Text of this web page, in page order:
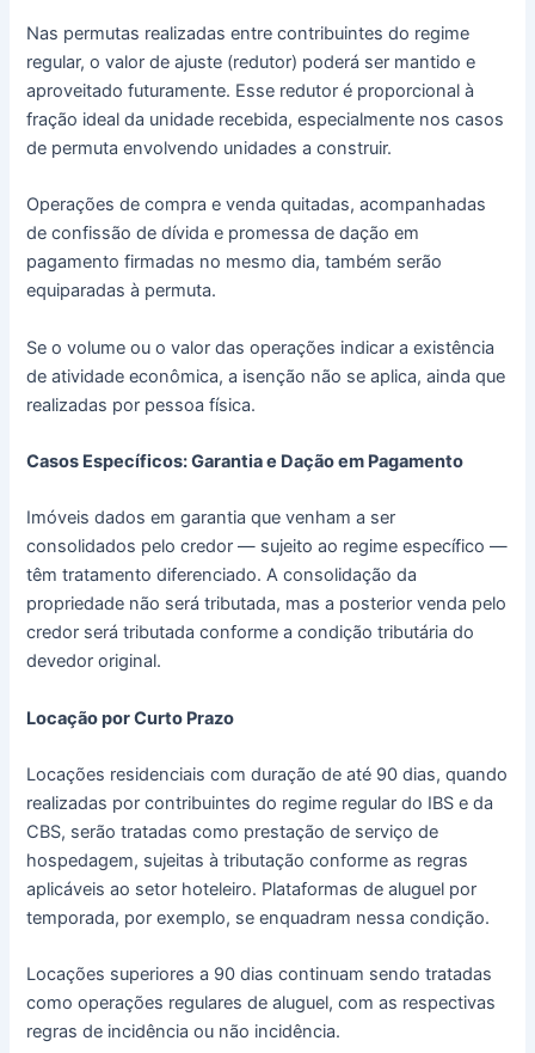
Nas permutas realizadas entre contribuintes do regime
regular, o valor de ajuste (redutor) poderá ser mantido e
aproveitado futuramente. Esse redutor é proporcional à
fração ideal da unidade recebida, especialmente nos casos
de permuta envolvendo unidades a construir.
Operações de compra e venda quitadas, acompanhadas
de confissão de dívida e promessa de dação em
pagamento firmadas no mesmo dia, também serão
equiparadas à permuta.
Se o volume ou o valor das operações indicar a existência
de atividade econômica, a isenção não se aplica, ainda que
realizadas por pessoa física.
Casos Específicos: Garantia e Dação em Pagamento
Imóveis dados em garantia que venham a ser
consolidados pelo credor — sujeito ao regime específico —
têm tratamento diferenciado. A consolidação da
propriedade não será tributada, mas a posterior venda pelo
credor será tributada conforme a condição tributária do
devedor original.
Locação por Curto Prazo
Locações residenciais com duração de até 90 dias, quando
realizadas por contribuintes do regime regular do IBS e da
CBS, serão tratadas como prestação de serviço de
hospedagem, sujeitas à tributação conforme as regras
aplicáveis ao setor hoteleiro. Plataformas de aluguel por
temporada, por exemplo, se enquadram nessa condição.
Locações superiores a 90 dias continuam sendo tratadas
como operações regulares de aluguel, com as respectivas
regras de incidência ou não incidência.